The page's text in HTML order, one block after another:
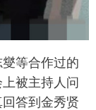
等合作过的
被主持人问
答到金秀贤